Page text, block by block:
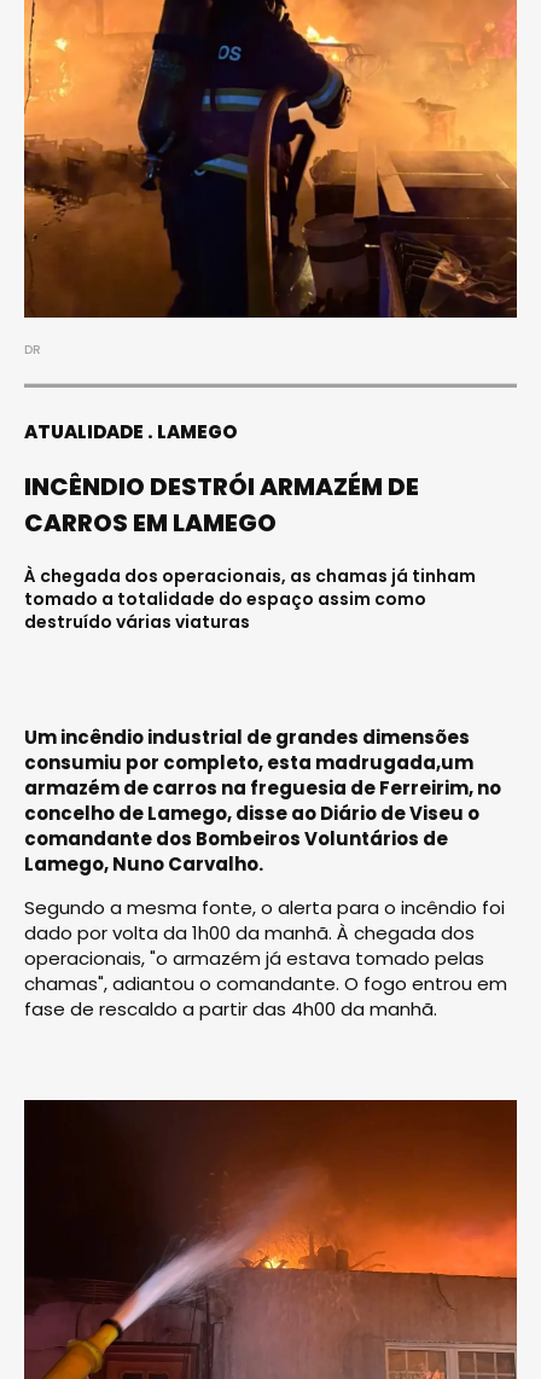
DR
ATUALIDADE LAMEGO
INCÊNDIO DESTRÓI ARMAZÉM DE
CARROS EM LAMEGO
À chegada dos operacionais, as chamas já tinham
tomado a totalidade do espaço assim como
destruído várias viaturas
Um incêndio industrial de grandes dimensões
consumiu por completo, esta madrugada,um
armazém de carros na freguesia de Ferreirim, no
concelho de Lamego, disse ao Diário de Viseu o
comandante dos Bombeiros Voluntários de
Lamego, Nuno Carvalho.
Segundo a mesma fonte, o alerta para o incêndio foi
dado por volta da 1h00 da manhã. À chegada dos
operacionais, "o armazém já estava tomado pelas
chamas", adiantou o comandante. O fogo entrou em
fase de rescaldo a partir das 4h00 da manhã.